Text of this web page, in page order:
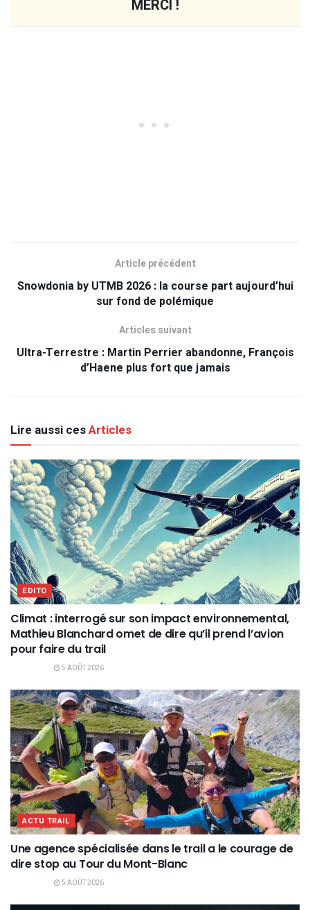
MERCI !
Article précédent
Snowdonia by UTMB 2026 : la course part aujourd’hui
sur fond de polémique
Articles suivant
Ultra-Terrestre : Martin Perrier abandonne, François
d’Haene plus fort que jamais
Lire aussi cesArticles
EDITO
Climat : interrogé sur son impact environnemental,
Mathieu Blanchard omet de dire qu’il prend l’avion
pour faire du trail
5 AOÛT 2026
ACTU TRAIL
Une agence spécialisée dans le trail a le courage de
dire stop au Tour du Mont-Blanc
5 AOÛT 2026